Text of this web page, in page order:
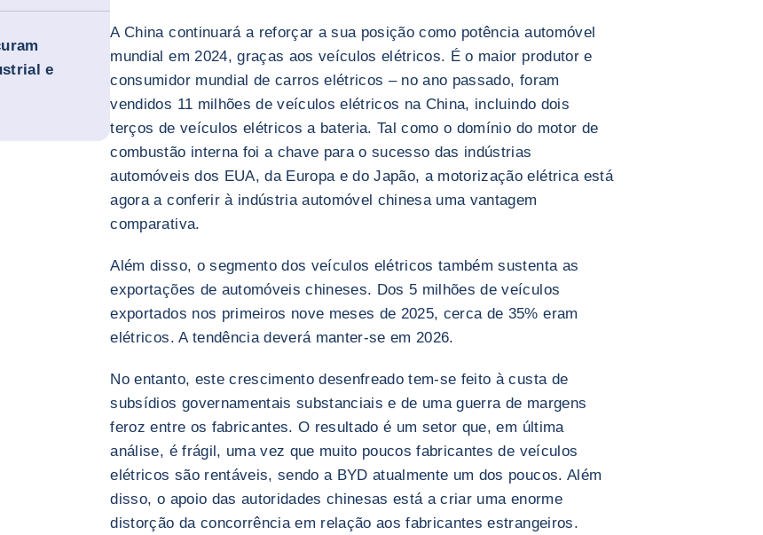
e
A China continuará a reforçar a sua posição como potência automóvel
mundial em 2024, graças aos veículos elétricos. É o maior produtor e
consumidor mundial de carros elétricos – no ano passado, foram
vendidos 11 milhões de veículos elétricos na China, incluindo dois
terços de veículos elétricos a bateria. Tal como o domínio do motor de
combustão interna foi a chave para o sucesso das indústrias
automóveis dos EUA, da Europa e do Japão, a motorização elétrica está
agora a conferir à indústria automóvel chinesa uma vantagem
comparativa.
Além disso, o segmento dos veículos elétricos também sustenta as
exportações de automóveis chineses. Dos 5 milhões de veículos
exportados nos primeiros nove meses de 2025, cerca de 35% eram
elétricos. A tendência deverá manter-se em 2026.
No entanto, este crescimento desenfreado tem-se feito à custa de
subsídios governamentais substanciais e de uma guerra de margens
feroz entre os fabricantes. O resultado é um setor que, em última
análise, é frágil, uma vez que muito poucos fabricantes de veículos
elétricos são rentáveis, sendo a BYD atualmente um dos poucos. Além
disso, o apoio das autoridades chinesas está a criar uma enorme
distorção da concorrência em relação aos fabricantes estrangeiros.